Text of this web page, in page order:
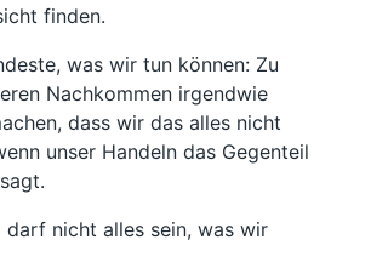
finden.
was wir tun können: Zu
Nachkommen irgendwie
dass wir das alles nicht
unser Handeln das Gegenteil
darf nicht alles sein, was wir